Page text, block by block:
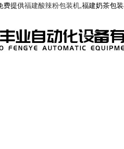
费提供福建酸辣粉包装机,福建奶茶包